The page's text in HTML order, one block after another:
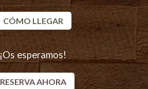
CÓMO LLEGAR
¡Os esperamos!
RESERVA AHORA